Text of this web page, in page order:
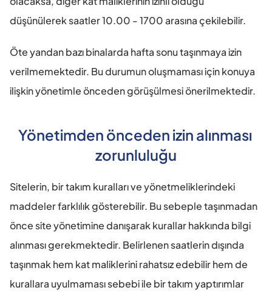
düşünülerek saatler 10.00 - 1700 arasına çekilebilir.
Öte yandan bazı binalarda hafta sonu taşınmaya izin
verilmemektedir. Bu durumun oluşmaması için konuya
ilişkin yönetimle önceden görüşülmesi önerilmektedir.
Yönetimden önceden izin alınması
zorunluluğu
Sitelerin, bir takım kuralları ve yönetmeliklerindeki
maddeler farklılık gösterebilir. Bu sebeple taşınmadan
önce site yönetimine danışarak kurallar hakkında bilgi
alınması gerekmektedir. Belirlenen saatlerin dışında
taşınmak hem kat maliklerini rahatsız edebilir hem de
kurallara uyulmaması sebebi ile bir takım yaptırımlar